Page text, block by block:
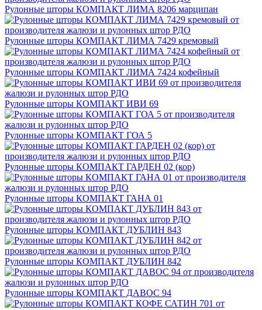
Рулонные шторы КОМПАКТ ЛИМА 8206 марципан
Рулонные шторы КОМПАКТ ЛИМА 7429 кремовый
Рулонные шторы КОМПАКТ ЛИМА 7424 кофейный
Рулонные шторы КОМПАКТ ИВИ 69
Рулонные шторы КОМПАКТ ГОА 5
Рулонные шторы КОМПАКТ ГАРДЕН 02 (кор)
Рулонные шторы КОМПАКТ ГАНА 01
Рулонные шторы КОМПАКТ ДУБЛИН 843
Рулонные шторы КОМПАКТ ДУБЛИН 842
Рулонные шторы КОМПАКТ ДАВОС 94